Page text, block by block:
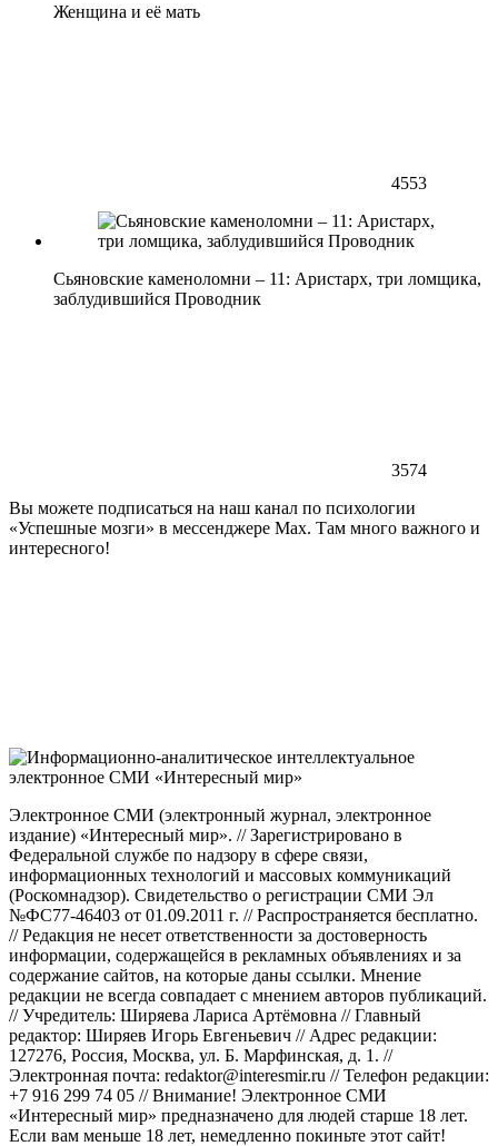
Женщина и её мать
4553
Сьяновские каменоломни – 11: Аристарх, три ломщика,
заблудившийся Проводник
3574
Вы можете подписаться на наш канал по психологии
«Успешные мозги» в мессенджере Max. Там много важного и
интересного!
Электронное СМИ (электронный журнал, электронное
издание) «Интересный мир». // Зарегистрировано в
Федеральной службе по надзору в сфере связи,
информационных технологий и массовых коммуникаций
(Роскомнадзор). Свидетельство о регистрации СМИ Эл
№ФС77-46403 от 01.09.2011 г. // Распространяется бесплатно.
// Редакция не несет ответственности за достоверность
информации, содержащейся в рекламных объявлениях и за
содержание сайтов, на которые даны ссылки. Мнение
редакции не всегда совпадает с мнением авторов публикаций.
// Учредитель: Ширяева Лариса Артёмовна // Главный
редактор: Ширяев Игорь Евгеньевич // Адрес редакции:
127276, Россия, Москва, ул. Б. Марфинская, д. 1. //
Электронная почта: redaktor@interesmir.ru // Телефон редакции:
+7 916 299 74 05 // Внимание! Электронное СМИ
«Интересный мир» предназначено для людей старше 18 лет.
Если вам меньше 18 лет, немедленно покиньте этот сайт!